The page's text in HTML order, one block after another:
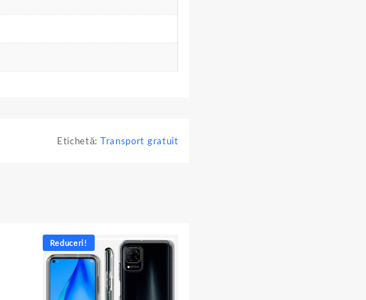
Etichetă: Transport gratuit
Reduceri!